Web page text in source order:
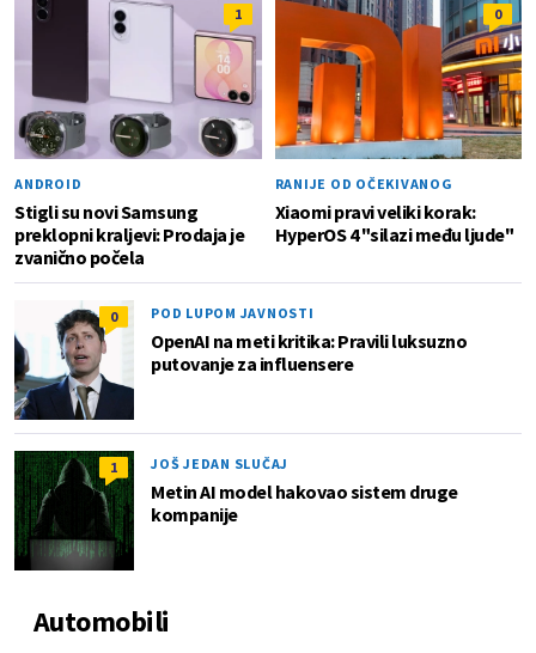
1
ANDROID
Stigli su novi Samsung
preklopni kraljevi: Prodaja je
zvanično počela
0
RANIJE OD OČEKIVANOG
Xiaomi pravi veliki korak:
HyperOS 4 "silazi među ljude"
0 POD LUPOM JAVNOSTI
OpenAI na meti kritika: Pravili luksuzno
putovanje za influensere
1 JOŠ JEDAN SLUČAJ
Metin AI model hakovao sistem druge
kompanije
Automobili